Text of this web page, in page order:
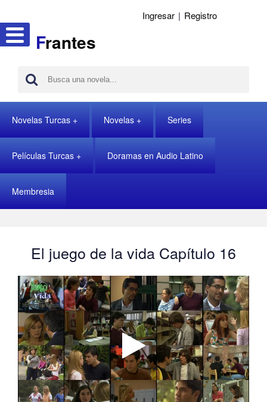
Frantes
Ingresar | Registro
Novelas Turcas Novelas Series
Películas Turcas Doramas en Audio Latino
Membresia
El juego de la vida Capítulo 16